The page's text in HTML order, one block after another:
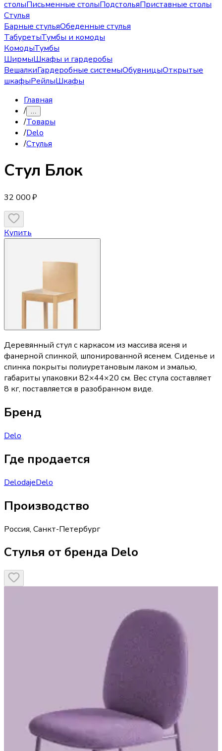
столыПисьменные столыПодстольяПриставные столы
Стулья
Барные стульяОбеденные стулья
ТабуретыТумбы и комоды
КомодыТумбы
ШирмыШкафы и гардеробы
ВешалкиГардеробные системыОбувницыОткрытые
шкафыРейлыШкафы
Главная
/ …
/Товары
/Delo
/Стулья
Стул Блок
32 000 ₽
Купить
Деревянный стул с каркасом из массива ясеня и
фанерной спинкой, шпонированной ясенем. Сиденье и
спинка покрыты полиуретановым лаком и эмалью,
габариты упаковки 82×44×20 см. Вес стула составляет
8 кг, поставляется в разобранном виде.
Бренд
Delo
Где продается
DelodajeDelo
Производство
Россия, Санкт-Петербург
Стулья от бренда Delo